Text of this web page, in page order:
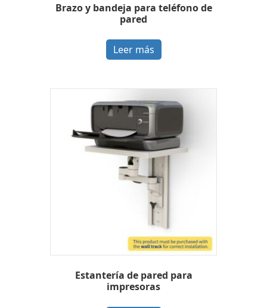
Brazo y bandeja para teléfono de
pared
Leer más
Estantería de pared para
impresoras